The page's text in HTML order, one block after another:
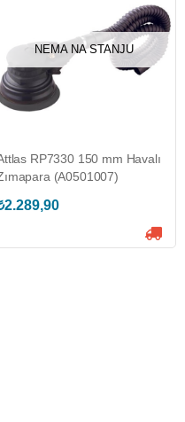
NEMA NA STANJU
RP7330 150 mm Havalı
(A0501007)